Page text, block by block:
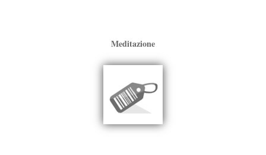
Meditazione